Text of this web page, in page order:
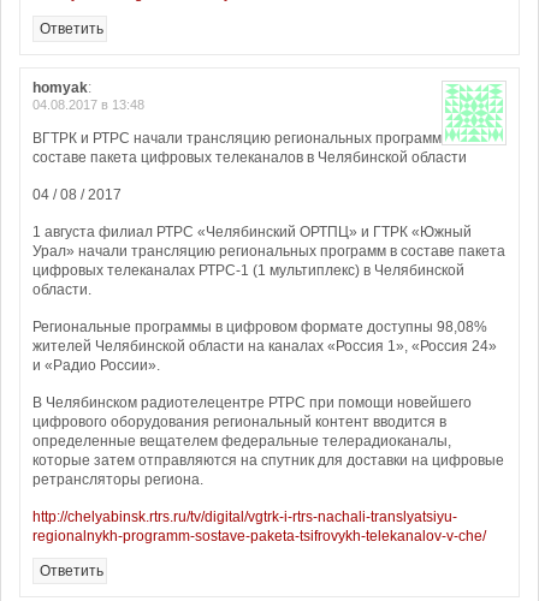
Ответить
homyak:
04.08.2017 в 13:48
ВГТРК и РТРС начали трансляцию региональных программ
составе пакета цифровых телеканалов в Челябинской области
04 / 08 / 2017
1 августа филиал РТРС «Челябинский ОРТПЦ» и ГТРК «Южный
Урал» начали трансляцию региональных программ в составе пакета
цифровых телеканалах РТРС-1 (1 мультиплекс) в Челябинской
области.
Региональные программы в цифровом формате доступны 98,08%
жителей Челябинской области на каналах «Россия 1», «Россия 24»
и «Радио России».
В Челябинском радиотелецентре РТРС при помощи новейшего
цифрового оборудования региональный контент вводится в
определенные вещателем федеральные телерадиоканалы,
которые затем отправляются на спутник для доставки на цифровые
ретрансляторы региона.
http://chelyabinsk.rtrs.ru/tv/digital/vgtrk-i-rtrs-nachali-translyatsiyu-
regionalnykh-programm-sostave-paketa-tsifrovykh-telekanalov-v-che/
Ответить